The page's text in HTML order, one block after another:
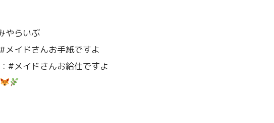
やらいぶ
メイドさんお手紙ですよ
#メイドさんお給仕ですよ